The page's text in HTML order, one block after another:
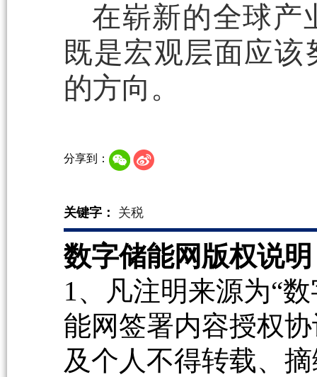
在崭新的全球产
既是宏观层面应
的方向。
分享到：
关键字： 关税
数字储能网版权说
1、凡注明来源为“
能网签署内容授权
及个人不得转载、